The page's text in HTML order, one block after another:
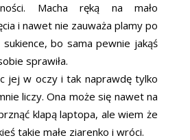
Macha ręką na mało
i nawet nie zauważa plamy po
bo sama pewnie jakąś
sprawiła.
jej w oczy i tak naprawdę tylko
liczy. Ona może się nawet na
klapą laptopa, ale wiem że
takie małe ziarenko i wróci.